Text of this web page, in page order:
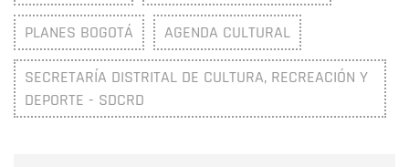
PLANES BOGOTÁ AGENDA CULTURAL
SECRETARÍA DISTRITAL DE CULTURA, RECREACIÓN Y
DEPORTE - SDCRD